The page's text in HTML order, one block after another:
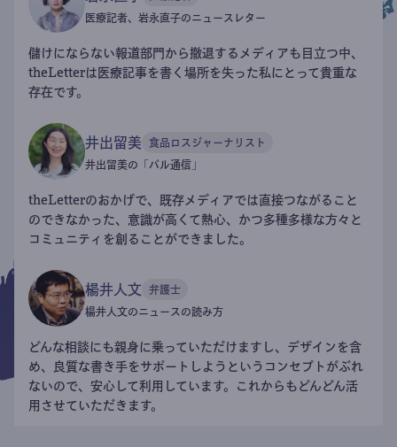
医療記者、岩永直子のニュースレター
儲けにならない報道部門から撤退するメディアも目立つ中、
theLetterは医療記事を書く場所を失った私にとって貴重な
存在です。
井出留美 食品ロスジャーナリスト
井出留美の「パル通信」
theLetterのおかげで、既存メディアでは直接つながること
のできなかった、意識が高くて熱心、かつ多種多様な方々と
コミュニティを創ることができました。
楊井人文 弁護士
楊井人文のニュースの読み方
どんな相談にも親身に乗っていただけますし、デザインを含
め、良質な書き手をサポートしようというコンセプトがぶれ
ないので、安心して利用しています。これからもどんどん活
用させていただきます。